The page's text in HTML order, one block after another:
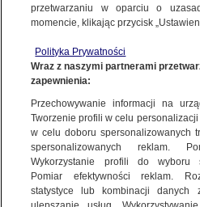
FAKTY | ZOBACZ FAKTY
Plac zabaw jak spacerniak? Internauci
inwestycji w Łodzi
FAKTY PO FAKTACH
FAKTY O ŚWIECIE
WIĘCEJ
KANAŁY
przetwarzaniu w oparciu o
momencie, klikając przycisk
Polityka Prywatności
Wraz z naszymi partnerami
zapewnienia:
Przechowywanie informacji na
Tworzenie profili w celu
w celu doboru spersonalizowanych
spersonalizowanych reklam.
Wykorzystanie profili do wyboru
Pomiar efektywności reklam.
statystyce lub kombinacji danych